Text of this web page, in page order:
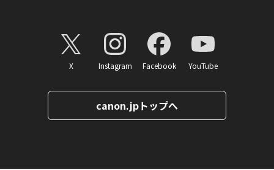
X Instagram Facebook YouTube
canon.jpトップへ